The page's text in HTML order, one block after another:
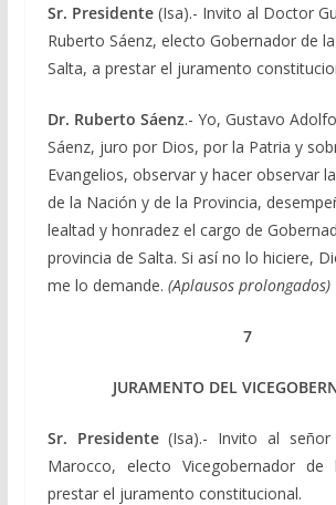
Sr. Presidente(Isa).- Invito al Doctor
Ruberto Sáenz, electo Gobernador de
Salta, a prestar el juramento
Dr. Ruberto Sáenz.- Yo, Gustavo
Sáenz, juro por Dios, por la Patria y
Evangelios, observar y hacer observar
de la Nación y de la Provincia,
lealtad y honradez el cargo de
provincia de Salta. Si así no lo hiciere,
me lo demande. (Aplausos prolongados)
7
JURAMENTO DEL
Sr. Presidente(Isa).- Invito al señor
Marocco, electo Vicegobernador de
prestar el juramento constitucional.